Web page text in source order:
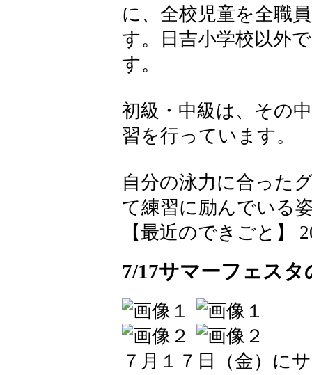
に、全校児童を全職
す。日吉小学校以外
す。
初級・中級は、その
習を行っています。
自分の泳力に合った
て練習に励んでいる
【最近のできごと】
7/17サマーフェス
７月１７日（金）に